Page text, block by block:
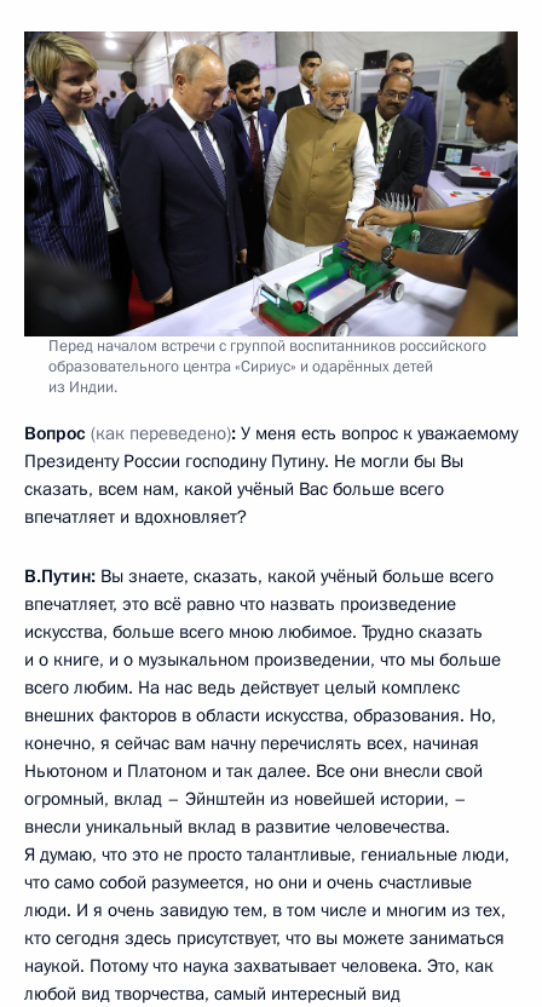
Перед началом встречи с группой воспитанников российского
образовательного центра «Сириус» и одарённых детей
из Индии.
Вопрос (как переведено): У меня есть вопрос к уважаемому
Президенту России господину Путину. Не могли бы Вы
сказать, всем нам, какой учёный Вас больше всего
впечатляет и вдохновляет?
В.Путин: Вы знаете, сказать, какой учёный больше всего
впечатляет, это всё равно что назвать произведение
искусства, больше всего мною любимое. Трудно сказать
и о книге, и о музыкальном произведении, что мы больше
всего любим. На нас ведь действует целый комплекс
внешних факторов в области искусства, образования. Но,
конечно, я сейчас вам начну перечислять всех, начиная
Ньютоном и Платоном и так далее. Все они внесли свой
огромный, вклад – Эйнштейн из новейшей истории, –
внесли уникальный вклад в развитие человечества.
Я думаю, что это не просто талантливые, гениальные люди,
что само собой разумеется, но они и очень счастливые
люди. И я очень завидую тем, в том числе и многим из тех,
кто сегодня здесь присутствует, что вы можете заниматься
наукой. Потому что наука захватывает человека. Это, как
любой вид творчества, самый интересный вид